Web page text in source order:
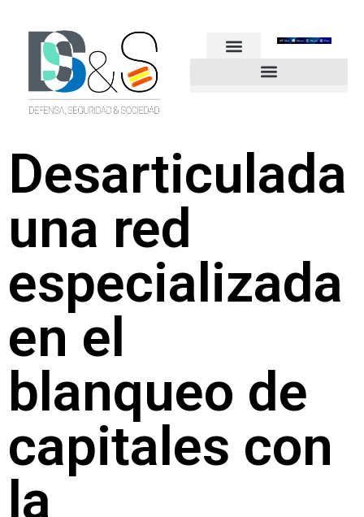
Desarticulada
una red
especializada
en el
blanqueo de
capitales con
la